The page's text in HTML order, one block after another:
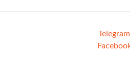
Telegram